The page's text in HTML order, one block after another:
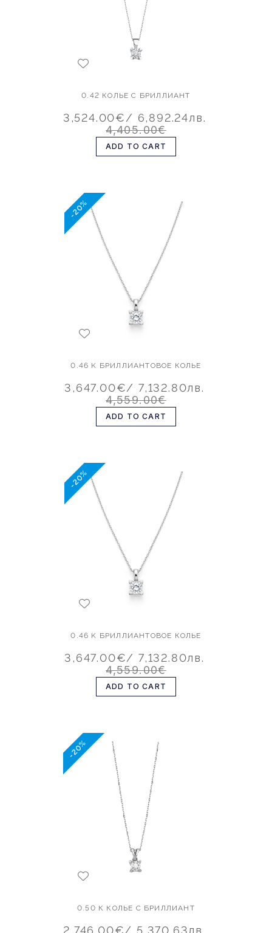
0.42 КОЛЬЕ С БРИЛЛИАНТ
3,524.00€/ 6,892.24лв.
4,405.00€
ADD TO CART
-20%
0.46 K БРИЛЛИАНТОВОЕ КОЛЬЕ
3,647.00€/ 7,132.80лв.
4,559.00€
ADD TO CART
-20%
0.46 K БРИЛЛИАНТОВОЕ КОЛЬЕ
3,647.00€/ 7,132.80лв.
4,559.00€
ADD TO CART
-20%
0.50 К КОЛЬЕ С БРИЛЛИАНТ
2,746.00€/ 5,370.63лв.